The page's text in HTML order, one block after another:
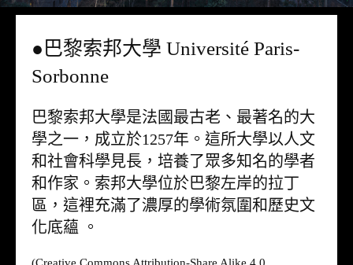
●巴黎索邦大學 Université Paris-
Sorbonne
巴黎索邦大學是法國最古老、最著名的大
學之一，成立於1257年。這所大學以人文
和社會科學見長，培養了眾多知名的學者
和作家。索邦大學位於巴黎左岸的拉丁
區，這裡充滿了濃厚的學術氛圍和歷史文
化底蘊 。